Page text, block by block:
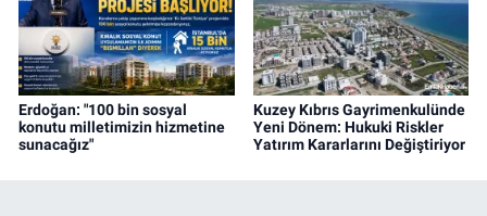
Erdoğan: "100 bin sosyal
konutu milletimizin hizmetine
sunacağız"
Kuzey Kıbrıs Gayrimenkulünde
Yeni Dönem: Hukuki Riskler
Yatırım Kararlarını Değiştiriyor